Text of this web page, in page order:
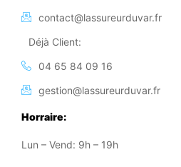
contact@lassureurduvar.fr
Déjà Client:
04 65 84 09 16
gestion@lassureurduvar.fr
Horraire:
Lun – Vend: 9h – 19h